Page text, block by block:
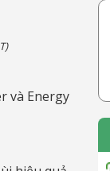
và Energy